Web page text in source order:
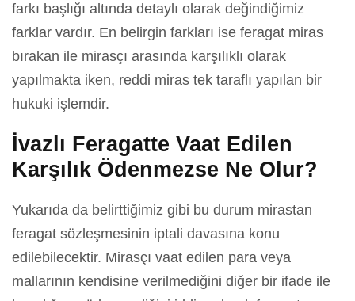
farkı başlığı altında detaylı olarak değindiğimiz
farklar vardır. En belirgin farkları ise feragat miras
bırakan ile mirasçı arasında karşılıklı olarak
yapılmakta iken, reddi miras tek taraflı yapılan bir
hukuki işlemdir.
İvazlı Feragatte Vaat Edilen
Karşılık Ödenmezse Ne Olur?
Yukarıda da belirttiğimiz gibi bu durum mirastan
feragat sözleşmesinin iptali davasına konu
edilebilecektir. Mirasçı vaat edilen para veya
mallarının kendisine verilmediğini diğer bir ifade ile